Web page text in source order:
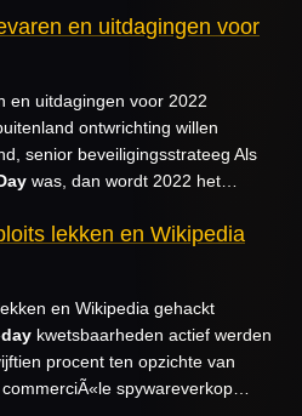
en uitdagingen voor
en uitdagingen voor 2022
ontwrichting willen
senior beveiligingsstrateeg Als
was, dan wordt 2022 het…
lekken en Wikipedia
en Wikipedia gehackt
day kwetsbaarheden actief werden
procent ten opzichte van
spywareverkop…